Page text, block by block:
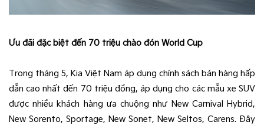
Ưu đãi đặc biệt đến 70 triệu chào đón World Cup
Trong tháng 5, Kia Việt Nam áp dụng chính sách bán hàng hấp
dẫn cao nhất đến 70 triệu đồng, áp dụng cho các mẫu xe SUV
được nhiều khách hàng ưa chuộng như New Carnival Hybrid,
New Sorento, Sportage, New Sonet, New Seltos, Carens. Đây